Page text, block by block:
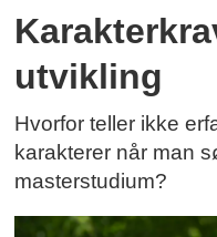
utvikling
Hvorfor teller ikke
karakterer når man
masterstudium?